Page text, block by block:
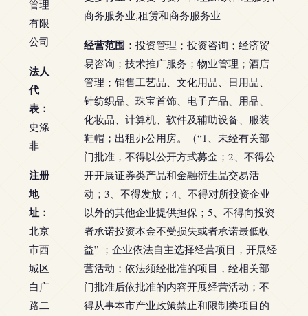
管理
有限
公司
法人
代
表：
史涤
非
注册
地
址：
北京
市西
城区
白广
路二
商务服务业,租赁和商务服务业
经营范围： 投资管理；投资咨询；经济贸
易咨询；技术推广服务；物业管理；酒店
管理；销售工艺品、文化用品、日用品、
针纺织品、珠宝首饰、电子产品、用品、
化妆品、计算机、软件及辅助设备、服装
鞋帽；出租办公用房。（“1、未经有关部
门批准，不得以公开方式募金；2、不得公
开开展证券类产品和金融衍生品交易活
动；3、不得发放；4、不得对所投资企业
以外的其他企业提供担保；5、不得向投资
者承诺投资本金不受损失或者承诺最低收
益” ；企业依法自主选择经营项目，开展经
营活动；依法须经批准的项目，经相关部
门批准后依批准的内容开展经营活动；不
得从事本市产业政策禁止和限制类项目的